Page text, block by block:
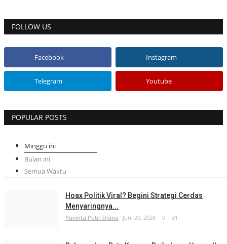
FOLLOW US
Facebook Instagram
Telegram Youtube
POPULAR POSTS
Minggu ini
Bulan ini
Semua Waktu
Hoax Politik Viral? Begini Strategi Cerdas
Menyaringnya...
Yuvinta Putri Diana Juni 29, 2026 0 31